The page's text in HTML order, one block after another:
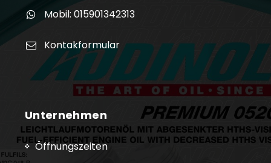
Mobil: 015901342313
Kontakformular
Unternehmen
Öffnungszeiten